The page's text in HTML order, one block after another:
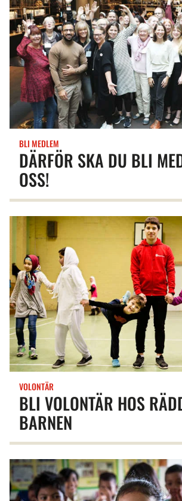
DÄRFÖR SKA DU BLI
OSS!
BLI MEDLEM
BLI VOLONTÄR HOS
BARNEN
VOLONTÄR